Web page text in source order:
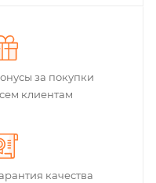
за покупки
клиентам
качества